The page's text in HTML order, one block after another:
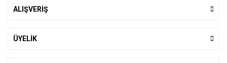
ALIŞVERİŞ
ÜYELİK